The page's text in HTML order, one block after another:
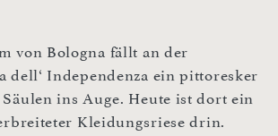
von Bologna fällt an der
dell‘ Independenza ein pittoresker
ins Auge. Heute ist dort ein
Kleidungsriese drin.